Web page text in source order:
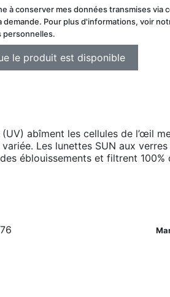
à conserver mes données transmises via
demande. Pour plus d'informations, voir
personnelles.
abîment les cellules de l’œil
Les lunettes SUN aux verres
éblouissements et filtrent 100%